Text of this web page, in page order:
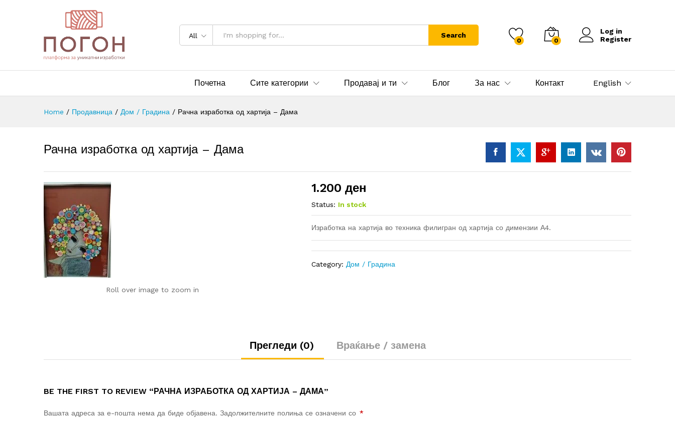
All Search
0 0
Log in
Register
Почетна Сите категории Продавај и ти Блог За нас Контакт English
Home / Продавница / Дом / Градина / Рачна изработка од хартија – Дама
Рачна изработка од хартија – Дама
Roll over image to zoom in
1.200ден
Status: In stock
Изработка на хартија во техника филигран од хартија со димензии А4.
Category: Дом / Градина
Прегледи (0) Враќање / замена
BE THE FIRST TO REVIEW “РАЧНА ИЗРАБОТКА ОД ХАРТИЈА – ДАМА”
Вашата адреса за е-пошта нема да биде објавена. Задолжителните полиња се означени со *